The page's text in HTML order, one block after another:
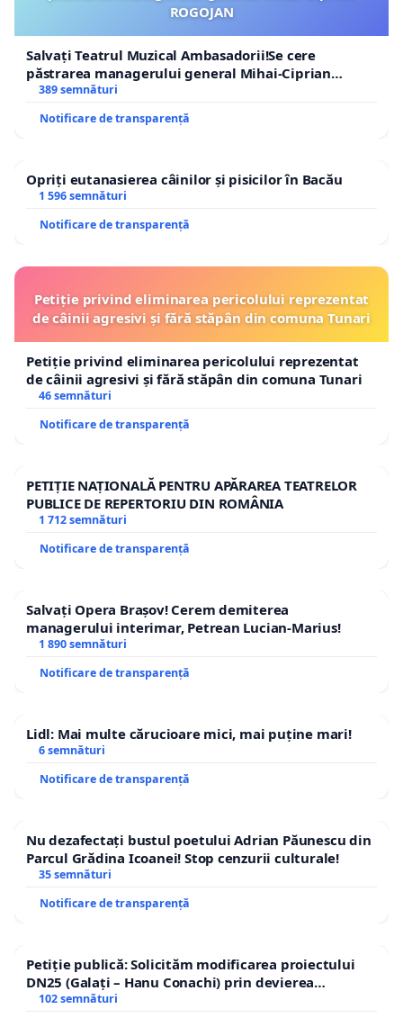
ROGOJAN
Salvați Teatrul Muzical Ambasadorii!Se cere
păstrarea managerului general Mihai-Ciprian
ROGOJAN
389 semnături
Notificare de transparență
Opriți eutanasierea câinilor și pisicilor în Bacău
1 596 semnături
Notificare de transparență
Petiție privind eliminarea pericolului reprezentat
de câinii agresivi și fără stăpân din comuna Tunari
Petiție privind eliminarea pericolului reprezentat
de câinii agresivi și fără stăpân din comuna Tunari
46 semnături
Notificare de transparență
PETIȚIE NAȚIONALĂ PENTRU APĂRAREA TEATRELOR
PUBLICE DE REPERTORIU DIN ROMÂNIA
1 712 semnături
Notificare de transparență
Salvați Opera Brașov! Cerem demiterea
managerului interimar, Petrean Lucian-Marius!
1 890 semnături
Notificare de transparență
Lidl: Mai multe cărucioare mici, mai puține mari!
6 semnături
Notificare de transparență
Nu dezafectați bustul poetului Adrian Păunescu din
Parcul Grădina Icoanei! Stop cenzurii culturale!
35 semnături
Notificare de transparență
Petiție publică: Solicităm modificarea proiectului
DN25 (Galați – Hanu Conachi) prin devierea
traseului în afara localităților!
102 semnături